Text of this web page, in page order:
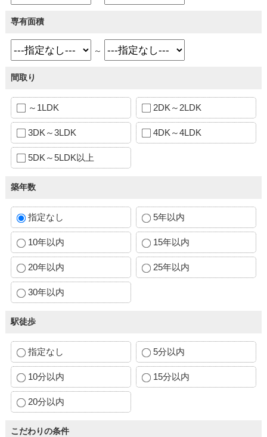
専有面積
～
間取り
～1LDK 2DK～2LDK
3DK～3LDK 4DK～4LDK
5DK～5LDK以上
築年数
指定なし 5年以内
10年以内 15年以内
20年以内 25年以内
30年以内
駅徒歩
指定なし 5分以内
10分以内 15分以内
20分以内
こだわりの条件